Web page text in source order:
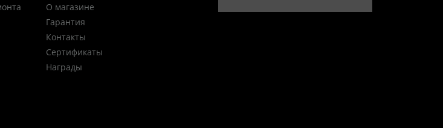
О магазине
Гарантия
Контакты
Сертификаты
Награды